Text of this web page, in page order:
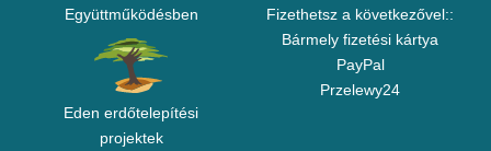
Együttműködésben
Eden erdőtelepítési
projektek
Fizethetsz a következővel::
Bármely fizetési kártya
PayPal
Przelewy24